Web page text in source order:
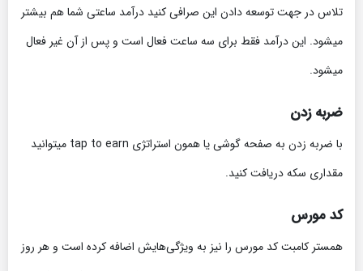
تلاس در جهت توسعه دادن این صرافی کنید درآمد ساعتی شما هم بیشتر
میشود. این درآمد فقط برای سه ساعت فعال است و پس از آن غیر فعال
میشود.
ضربه زدن
با ضربه زدن به صفحه گوشی یا همون استراتژی tap to earn میتوانید
مقداری سکه دریافت کنید.
کد مورس
همستر کامبت کد مورس را نیز به ویژگی‌هایش اضافه کرده است و هر روز